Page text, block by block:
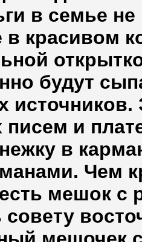
в семье
в красивом
будут
источников.
и
в
Чем
мешок с
совету